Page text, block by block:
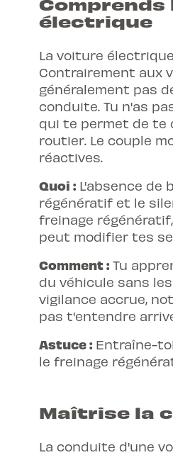
électrique
La voiture
Contrairement aux
généralement pas
conduite. Tu n'as
qui te permet de te
routier. Le couple
réactives.
Quoi : L'absence de
régénératif et le
freinage
peut modifier tes
Comment : Tu
du véhicule sans
vigilance accrue,
pas t'entendre
Astuce : Entraîne-
le freinage
Maîtrise la
La conduite d'une